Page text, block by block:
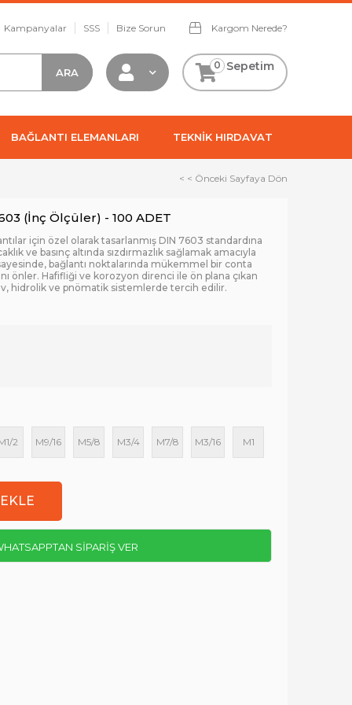
Kampanyalar SSS Bize Sorun Kargom Nerede?
Sepetim
0
BAĞLANTI ELEMANLARI TEKNİK HIRDAVAT
< < Önceki Sayfaya Dön
(İnç Ölçüler) - 100 ADET
için özel olarak tasarlanmış DIN 7603 standardına
ve basınç altında sızdırmazlık sağlamak amacıyla
bağlantı noktalarında mükemmel bir conta
önler. Hafifliği ve korozyon direnci ile ön plana çıkan
hidrolik ve pnömatik sistemlerde tercih edilir.
2 M9/16 M5/8 M3/4 M7/8 M3/16 M1
SİPARİŞ VER